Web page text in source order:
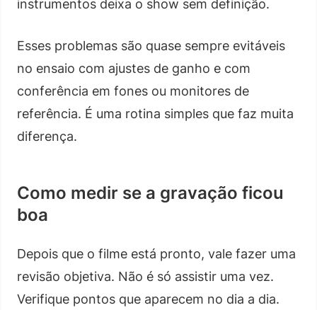
instrumentos deixa o show sem definição.
Esses problemas são quase sempre evitáveis
no ensaio com ajustes de ganho e com
conferência em fones ou monitores de
referência. É uma rotina simples que faz muita
diferença.
Como medir se a gravação ficou
boa
Depois que o filme está pronto, vale fazer uma
revisão objetiva. Não é só assistir uma vez.
Verifique pontos que aparecem no dia a dia.